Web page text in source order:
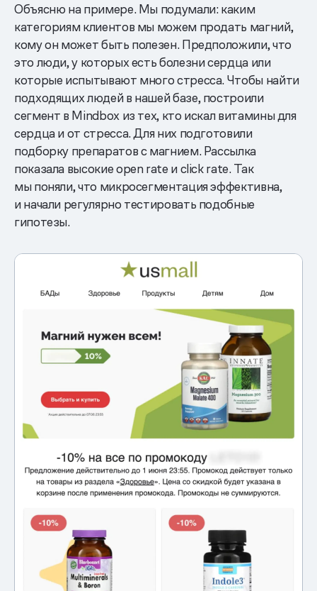
Объясню на примере. Мы подумали: каким
категориям клиентов мы можем продать магний,
кому он может быть полезен. Предположили, что
это люди, у которых есть болезни сердца или
которые испытывают много стресса. Чтобы найти
подходящих людей в нашей базе, построили
сегмент в Mindbox из тех, кто искал витамины для
сердца и от стресса. Для них подготовили
подборку препаратов с магнием. Рассылка
показала высокие open rate и click ratе. Так
мы поняли, что микросегментация эффективна,
и начали регулярно тестировать подобные
гипотезы.